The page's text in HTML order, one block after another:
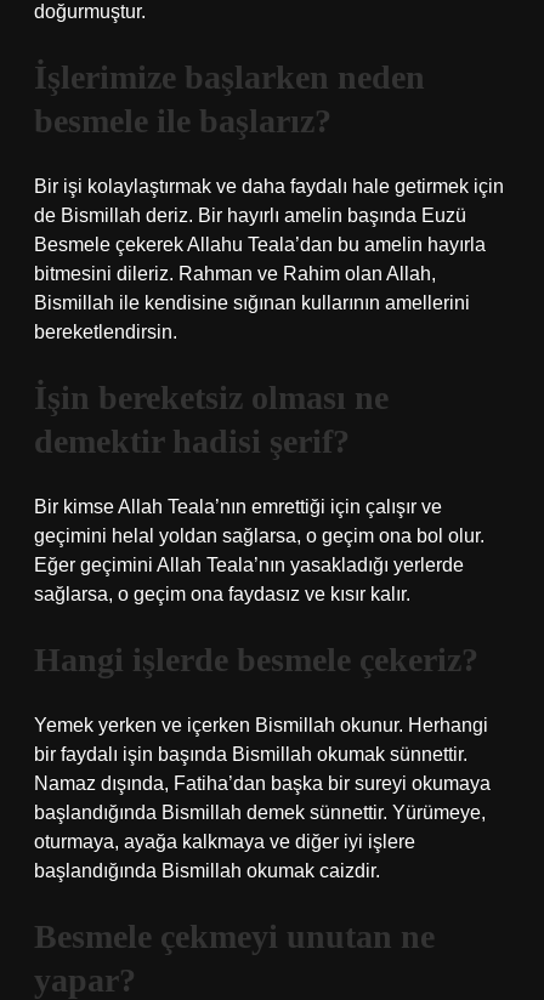
doğurmuştur.
İşlerimize başlarken neden
besmele ile başlarız?
Bir işi kolaylaştırmak ve daha faydalı hale getirmek için
de Bismillah deriz. Bir hayırlı amelin başında Euzü
Besmele çekerek Allahu Teala’dan bu amelin hayırla
bitmesini dileriz. Rahman ve Rahim olan Allah,
Bismillah ile kendisine sığınan kullarının amellerini
bereketlendirsin.
İşin bereketsiz olması ne
demektir hadisi şerif?
Bir kimse Allah Teala’nın emrettiği için çalışır ve
geçimini helal yoldan sağlarsa, o geçim ona bol olur.
Eğer geçimini Allah Teala’nın yasakladığı yerlerde
sağlarsa, o geçim ona faydasız ve kısır kalır.
Hangi işlerde besmele çekeriz?
Yemek yerken ve içerken Bismillah okunur. Herhangi
bir faydalı işin başında Bismillah okumak sünnettir.
Namaz dışında, Fatiha’dan başka bir sureyi okumaya
başlandığında Bismillah demek sünnettir. Yürümeye,
oturmaya, ayağa kalkmaya ve diğer iyi işlere
başlandığında Bismillah okumak caizdir.
Besmele çekmeyi unutan ne
yapar?